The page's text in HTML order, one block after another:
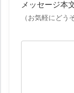
メッセージ本
（お気軽にどう